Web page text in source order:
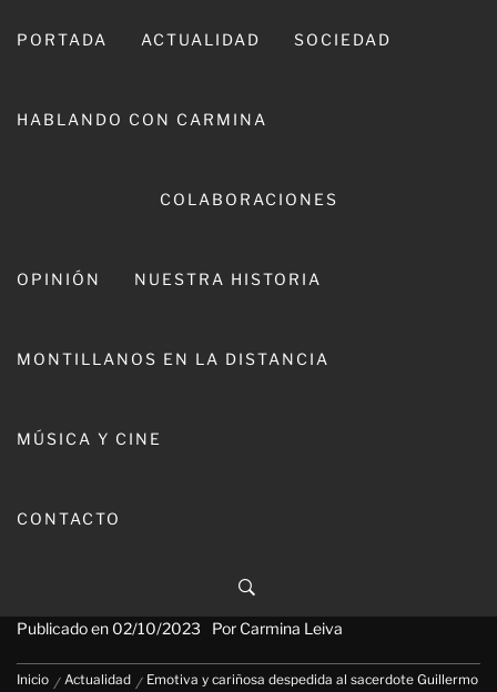
PORTADA ACTUALIDAD SOCIEDAD
HABLANDO CON CARMINA
COLABORACIONES
OPINIÓN NUESTRA HISTORIA
MONTILLANOS EN LA DISTANCIA
MÚSICA Y CINE
CONTACTO
Emotiva y cariñosa despedida al
Publicado en 02/10/2023 Por Carmina Leiva
Inicio Actualidad
Emotiva y cariñosa despedida al sacerdote Guillermo